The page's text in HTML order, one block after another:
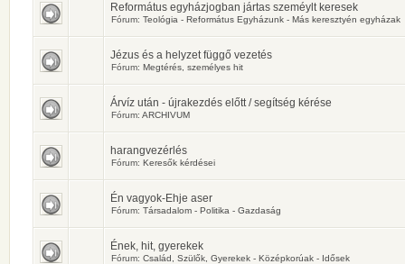
Református egyházjogban jártas szeméylt keresek
Fórum: Teológia - Református Egyházunk - Más keresztyén egyházak
Jézus és a helyzet függő vezetés
Fórum: Megtérés, személyes hit
Árvíz után - újrakezdés előtt / segítség kérése
Fórum: ARCHIVUM
harangvezérlés
Fórum: Keresők kérdései
Én vagyok-Ehje aser
Fórum: Társadalom - Politika - Gazdaság
Ének, hit, gyerekek
Fórum: Család, Szülők, Gyerekek - Középkorúak - Idősek